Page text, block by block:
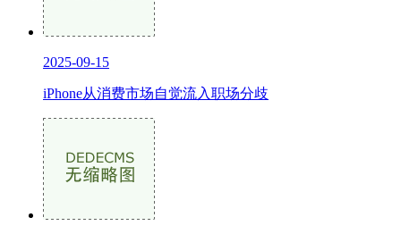
2025-09-15
iPhone从消费市场自觉流入职场分歧